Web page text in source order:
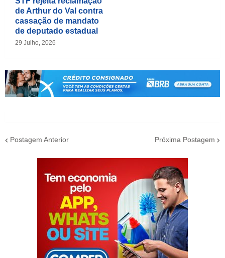
de Arthur do Val contra
cassação de mandato
de deputado estadual
29 Julho, 2026
Postagem Anterior Próxima Postagem